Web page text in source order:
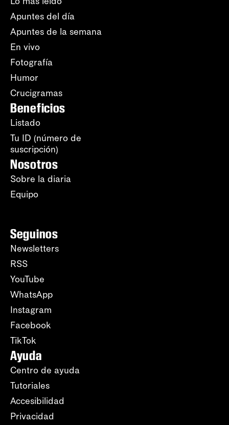
Apuntes del día
Apuntes de la semana
En vivo
Fotografía
Humor
Crucigramas
Beneficios
Listado
Tu ID (número de
suscripción)
Nosotros
Sobre la diaria
Equipo
Seguinos
Newsletters
RSS
YouTube
WhatsApp
Instagram
Facebook
TikTok
Ayuda
Centro de ayuda
Tutoriales
Accesibilidad
Privacidad